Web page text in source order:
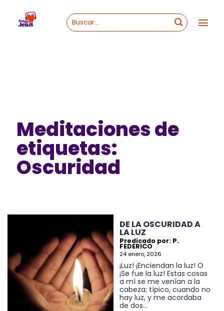
content
Meditaciones de
etiquetas:
Oscuridad
DE LA OSCURIDAD A
LA LUZ
Predicado por: P.
FEDERICO
24 enero, 2026
¡Luz! ¡Enciendan la luz! O
¡Se fue la luz! Estas cosas
a mí se me venían a la
cabeza; típico, cuando no
hay luz, y me acordaba
de dos...